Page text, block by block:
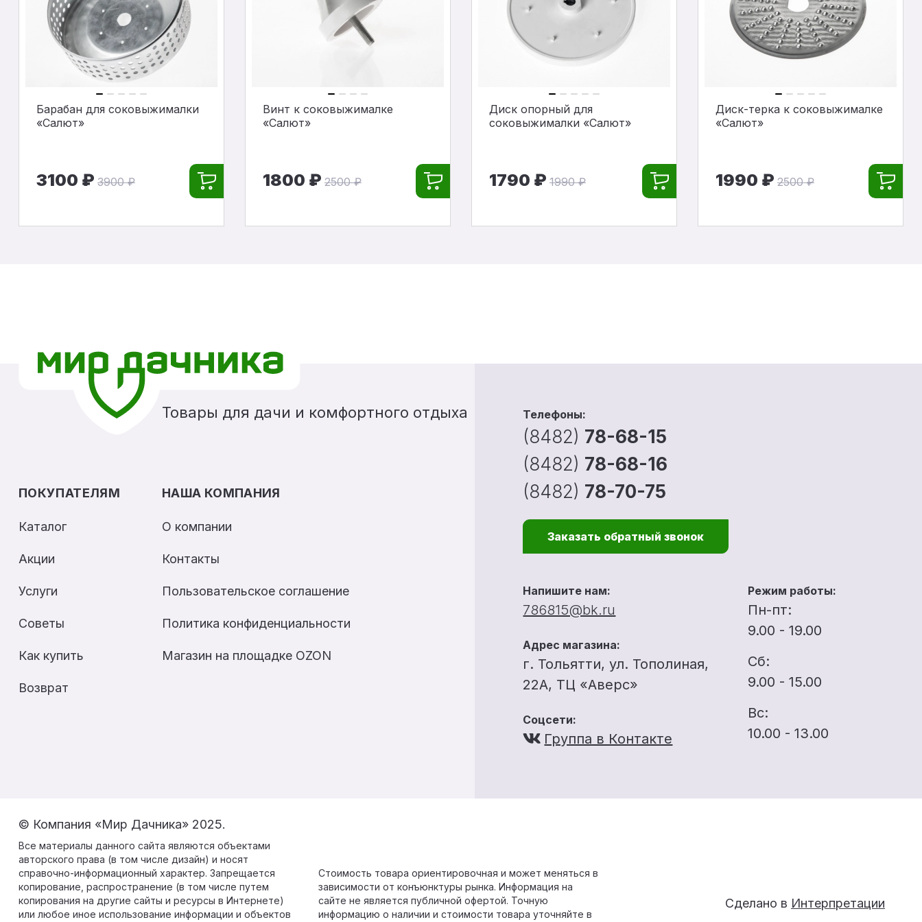
Барабан для соковыжималки
«Салют»
3100 ₽ 3900 ₽
Винт к соковыжималке
«Салют»
1800 ₽ 2500 ₽
Диск опорный для
соковыжималки «Салют»
1790 ₽ 1990 ₽
Диск-терка к соковыжималке
«Салют»
1990 ₽ 2500 ₽
Товары для дачи и комфортного отдыха
ПОКУПАТЕЛЯМ
Каталог
Акции
Услуги
Советы
Как купить
Возврат
НАША КОМПАНИЯ
О компании
Контакты
Пользовательское соглашение
Политика конфиденциальности
Магазин на площадке OZON
Телефоны:
(8482) 78-68-15
(8482) 78-68-16
(8482) 78-70-75
Заказать обратный звонок
Напишите нам:
786815@bk.ru
Адрес магазина:
г. Тольятти, ул. Тополиная,
22А, ТЦ «Аверс»
Соцсети:
Группа в Контакте
Режим работы:
Пн-пт:
9.00 - 19.00
Сб:
9.00 - 15.00
Вс:
10.00 - 13.00
© Компания «Мир Дачника» 2025.
Все материалы данного сайта являются объектами
авторского права (в том числе дизайн) и носят
справочно-информационный характер. Запрещается
копирование, распространение (в том числе путем
копирования на другие сайты и ресурсы в Интернете)
или любое иное использование информации и объектов
Стоимость товара ориентировочная и может меняться в
зависимости от конъюнктуры рынка. Информация на
сайте не является публичной офертой. Точную
информацию о наличии и стоимости товара уточняйте в
Сделано в Интерпретации